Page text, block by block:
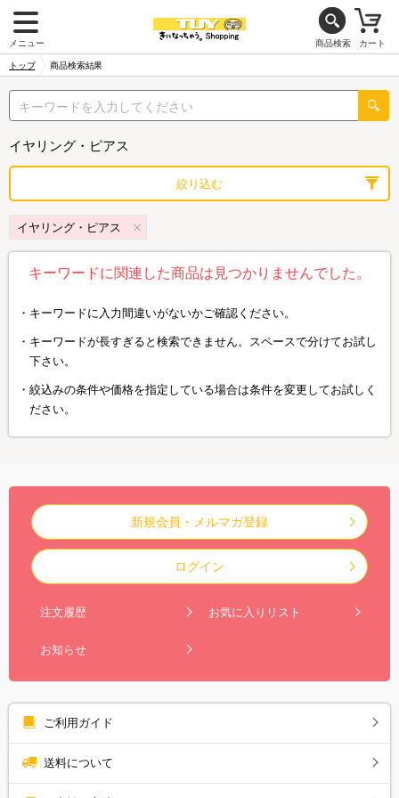
メニュー 商品検索 カート
トップ 商品検索結果
イヤリング・ピアス
絞り込む
イヤリング・ピアス
キーワードに関連した商品は見つかりませんでした。
キーワードに入力間違いがないかご確認ください。
キーワードが長すぎると検索できません。スペースで分けてお試し
下さい。
絞込みの条件や価格を指定している場合は条件を変更してお試しく
ださい。
新規会員・メルマガ登録
ログイン
注文履歴 お気に入りリスト
お知らせ
ご利用ガイド
送料について